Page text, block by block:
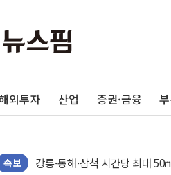
외투자 산업 증권·금융
속보
이번주 국내 주요 금융일정
폐기물 수거하다 참변…60대